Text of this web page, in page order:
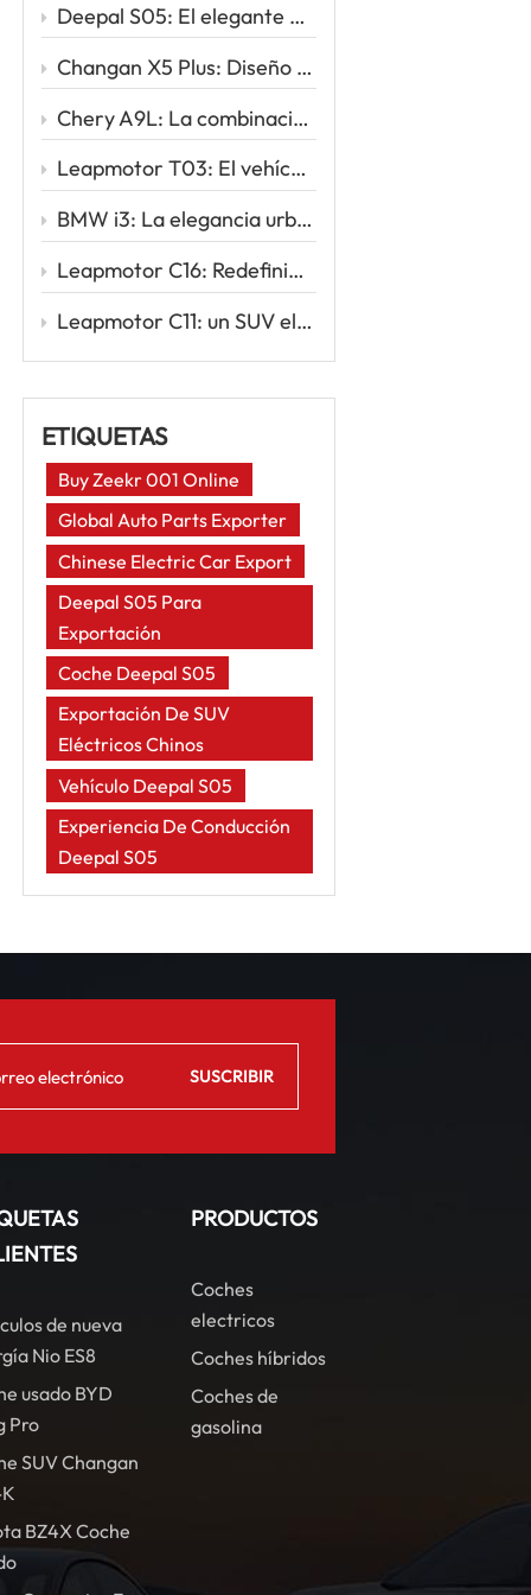
Deepal S05: El elegante SUV eléctrico que redefine la movilidad inteligente
Changan X5 Plus: Diseño deportivo, conducción potente, valor excepcional
Chery A9L: La combinación perfecta de sofisticación y rendimiento
Leapmotor T03: El vehículo eléctrico urbano inteligente para tu primer viaje eléctrico
BMW i3: La elegancia urbana se une a la innovación eléctrica
Leapmotor C16: Redefiniendo los viajes familiares con la potencia inteligente de los vehículos eléctricos
Leapmotor C11: un SUV eléctrico inteligente para la nueva era de la conducción
ETIQUETAS
Buy Zeekr 001 Online
Global Auto Parts Exporter
Chinese Electric Car Export
Deepal S05 Para
Exportación
Coche Deepal S05
Exportación De SUV
Eléctricos Chinos
Vehículo Deepal S05
Experiencia De Conducción
Deepal S05
de nueva
Nio ES8
usado BYD
Pro
SUV Changan
BZ4X Coche
PRODUCTOS
Coches
electricos
Coches híbridos
Coches de
gasolina